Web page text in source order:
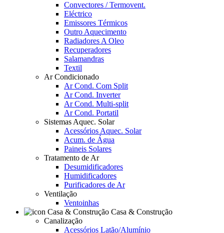
Convectores / Termovent.
Eléctrico
Emissores Térmicos
Outro Aquecimento
Radiadores A Oleo
Recuperadores
Salamandras
Textil
Ar Condicionado
Ar Cond. Com Split
Ar Cond. Inverter
Ar Cond. Multi-split
Ar Cond. Portatil
Sistemas Aquec. Solar
Acessórios Aquec. Solar
Acum. de Água
Paineis Solares
Tratamento de Ar
Desumidificadores
Humidificadores
Purificadores de Ar
Ventilação
Ventoinhas
Casa & Construção
Canalização
Acessórios Latão/Alumínio